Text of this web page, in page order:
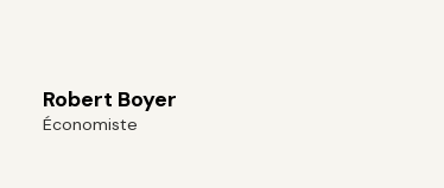
Robert Boyer
Économiste